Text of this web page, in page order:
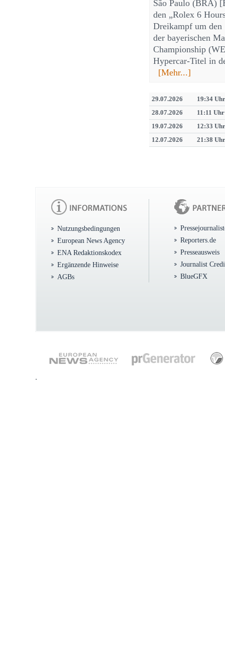
São Paulo (BRA)
den „Rolex 6
Dreikampf um
der bayerischen
Championship
Hypercar-Titel in
[Mehr...]
29.07.2026
19:34 Uhr
28.07.2026
11:11 Uhr
19.07.2026
12:33 Uhr
12.07.2026
21:38 Uhr
Nutzungsbedingungen
European News Agency
ENA Redaktionskodex
Ergänzende Hinweise
AGBs
Reporters.de
Presseausweis
Journalist
BlueGFX
.